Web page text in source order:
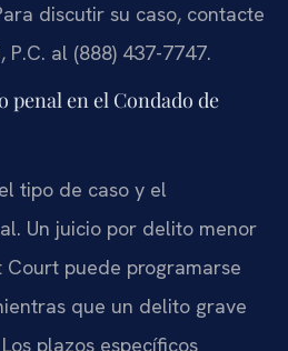
discutir su caso, contacte
P.C. al (888) 437-7747.
penal en el Condado de
tipo de caso y el
Un juicio por delito menor
puede programarse
que un delito grave
plazos específicos